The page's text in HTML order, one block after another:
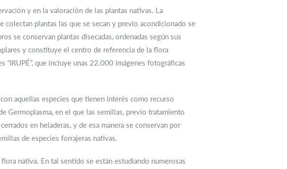
y en la valoración de las plantas nativas. La
plantas las que se secan y previo acondicionado se
se conservan plantas disecadas, ordenadas según sus
y constituye el centro de referencia de la flora
que incluye unas 22.000 imágenes fotográficas
aquellas especies que tienen interés como recurso
Germoplasma, en el que las semillas, previo tratamiento
en heladeras, y de esa manera se conservan por
de especies forrajeras nativas.
nativa. En tal sentido se están estudiando numerosas